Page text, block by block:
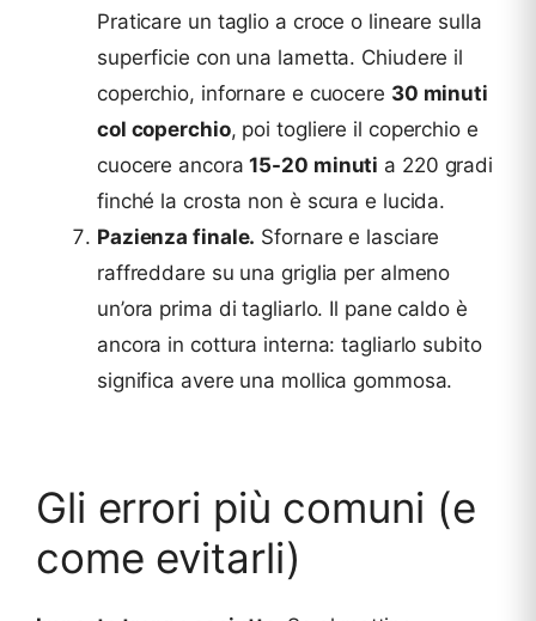
Praticare un taglio a croce o lineare sulla
superficie con una lametta. Chiudere il
coperchio, infornare e cuocere 30 minuti
col coperchio, poi togliere il coperchio e
cuocere ancora15-20 minuti a 220 gradi
finché la crosta non è scura e lucida.
Pazienza finale. Sfornare e lasciare
raffreddare su una griglia per almeno
un’ora prima di tagliarlo. Il pane caldo è
ancora in cottura interna: tagliarlo subito
significa avere una mollica gommosa.
Gli errori più comuni (e
come evitarli)